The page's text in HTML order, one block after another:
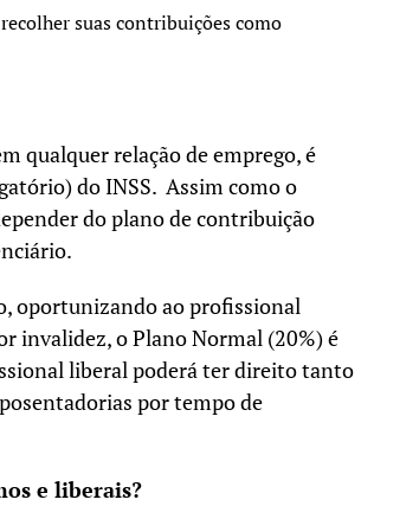
suas contribuições como
qualquer relação de emprego, é
do INSS. Assim como o
do plano de contribuição
oportunizando ao profissional
invalidez, o Plano Normal (20%) é
liberal poderá ter direito tanto
por tempo de
e liberais?